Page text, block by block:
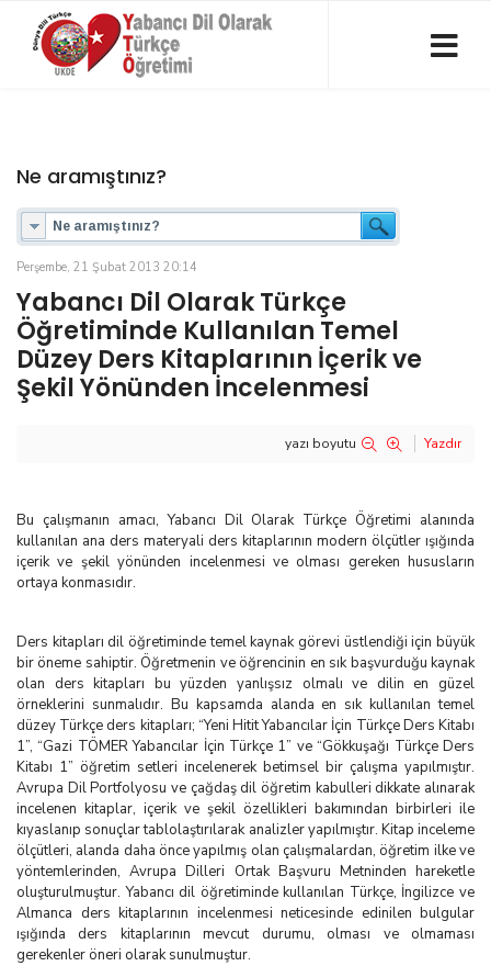
Ne aramıştınız?
Perşembe, 21 Şubat 2013 20:14
Yabancı Dil Olarak Türkçe
Öğretiminde Kullanılan Temel
Düzey Ders Kitaplarının İçerik ve
Şekil Yönünden İncelenmesi
yazı boyutu Yazdır
Bu çalışmanın amacı, Yabancı Dil Olarak Türkçe Öğretimi alanında
kullanılan ana ders materyali ders kitaplarının modern ölçütler ışığında
içerik ve şekil yönünden incelenmesi ve olması gereken hususların
ortaya konmasıdır.
Ders kitapları dil öğretiminde temel kaynak görevi üstlendiği için büyük
bir öneme sahiptir. Öğretmenin ve öğrencinin en sık başvurduğu kaynak
olan ders kitapları bu yüzden yanlışsız olmalı ve dilin en güzel
örneklerini sunmalıdır. Bu kapsamda alanda en sık kullanılan temel
düzey Türkçe ders kitapları; “Yeni Hitit Yabancılar İçin Türkçe Ders Kitabı
1”, “Gazi TÖMER Yabancılar İçin Türkçe 1” ve “Gökkuşağı Türkçe Ders
Kitabı 1” öğretim setleri incelenerek betimsel bir çalışma yapılmıştır.
Avrupa Dil Portfolyosu ve çağdaş dil öğretim kabulleri dikkate alınarak
incelenen kitaplar, içerik ve şekil özellikleri bakımından birbirleri ile
kıyaslanıp sonuçlar tablolaştırılarak analizler yapılmıştır. Kitap inceleme
ölçütleri, alanda daha önce yapılmış olan çalışmalardan, öğretim ilke ve
yöntemlerinden, Avrupa Dilleri Ortak Başvuru Metninden hareketle
oluşturulmuştur. Yabancı dil öğretiminde kullanılan Türkçe, İngilizce ve
Almanca ders kitaplarının incelenmesi neticesinde edinilen bulgular
ışığında ders kitaplarının mevcut durumu, olması ve olmaması
gerekenler öneri olarak sunulmuştur.